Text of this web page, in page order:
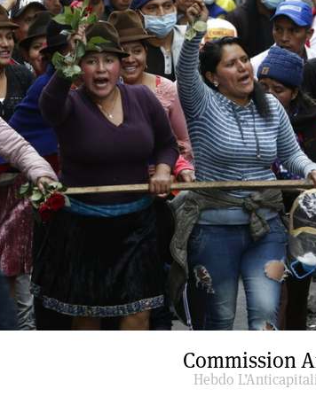
Commission
Hebdo